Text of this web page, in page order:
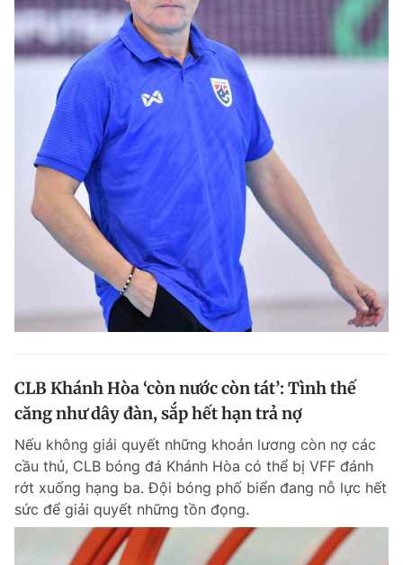
CLB Khánh Hòa ‘còn nước còn tát’: Tình thế
căng như dây đàn, sắp hết hạn trả nợ
Nếu không giải quyết những khoản lương còn nợ các
cầu thủ, CLB bóng đá Khánh Hòa có thể bị VFF đánh
rớt xuống hạng ba. Đội bóng phố biển đang nỗ lực hết
sức để giải quyết những tồn đọng.